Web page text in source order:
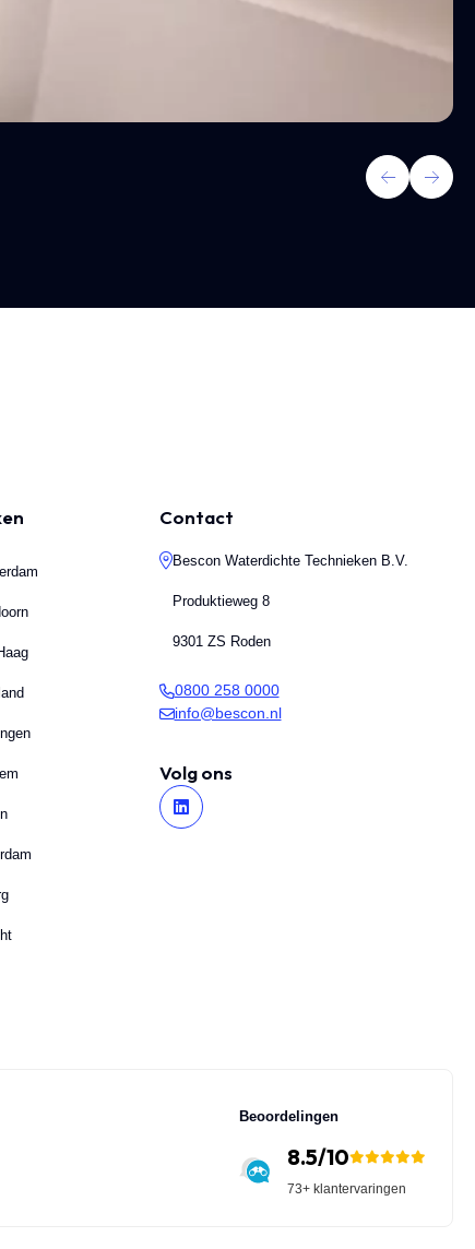
Contact
Bescon Waterdichte Technieken B.V.
Produktieweg 8
9301 ZS Roden
0800 258 0000
info@bescon.nl
Volg ons
Beoordelingen
8.5/10
73+ klantervaringen